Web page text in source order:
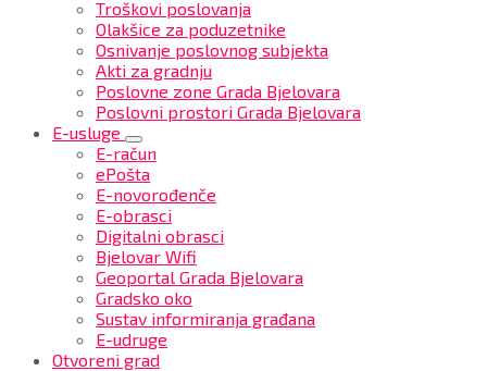
Troškovi poslovanja
Olakšice za poduzetnike
Osnivanje poslovnog subjekta
Akti za gradnju
Poslovne zone Grada Bjelovara
Poslovni prostori Grada Bjelovara
E-usluge
E-račun
ePošta
E-novorođenče
E-obrasci
Digitalni obrasci
Bjelovar Wifi
Geoportal Grada Bjelovara
Gradsko oko
Sustav informiranja građana
E-udruge
Otvoreni grad